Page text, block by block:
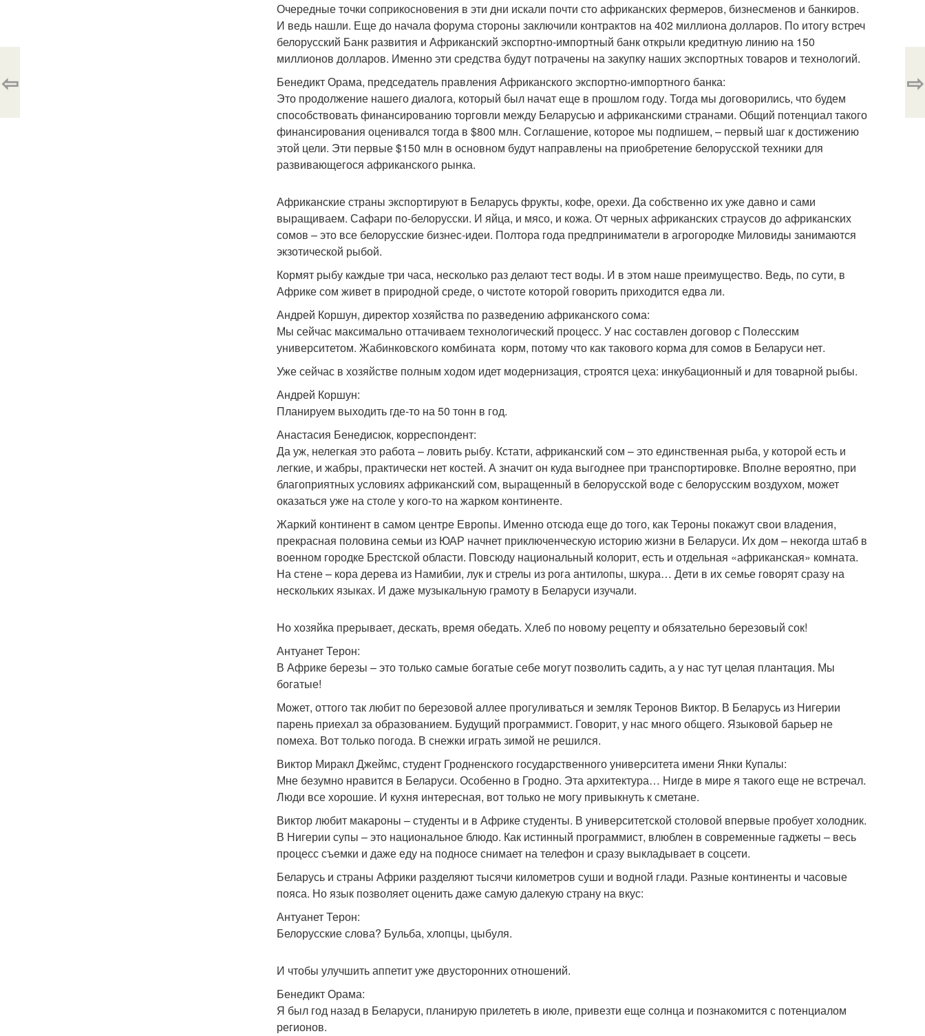
Очередные точки соприкосновения в эти дни искали почти сто африканских фермеров, бизнесменов и банкиров.
И ведь нашли. Еще до начала форума стороны заключили контрактов на 402 миллиона долларов. По итогу встреч
белорусский Банк развития и Африканский экспортно-импортный банк открыли кредитную линию на 150
миллионов долларов. Именно эти средства будут потрачены на закупку наших экспортных товаров и технологий.
Бенедикт Орама, председатель правления Африканского экспортно-импортного банка:
Это продолжение нашего диалога, который был начат еще в прошлом году. Тогда мы договорились, что будем
способствовать финансированию торговли между Беларусью и африканскими странами. Общий потенциал такого
финансирования оценивался тогда в $800 млн. Соглашение, которое мы подпишем, – первый шаг к достижению
этой цели. Эти первые $150 млн в основном будут направлены на приобретение белорусской техники для
развивающегося африканского рынка.
Африканские страны экспортируют в Беларусь фрукты, кофе, орехи. Да собственно их уже давно и сами
выращиваем. Сафари по-белорусски. И яйца, и мясо, и кожа. От черных африканских страусов до африканских
сомов – это все белорусские бизнес-идеи. Полтора года предприниматели в агрогородке Миловиды занимаются
экзотической рыбой.
Кормят рыбу каждые три часа, несколько раз делают тест воды. И в этом наше преимущество. Ведь, по сути, в
Африке сом живет в природной среде, о чистоте которой говорить приходится едва ли.
Андрей Коршун, директор хозяйства по разведению африканского сома:
Мы сейчас максимально оттачиваем технологический процесс. У нас составлен договор с Полесским
университетом. Жабинковского комбината корм, потому что как такового корма для сомов в Беларуси нет.
Уже сейчас в хозяйстве полным ходом идет модернизация, строятся цеха: инкубационный и для товарной рыбы.
Андрей Коршун:
Планируем выходить где-то на 50 тонн в год.
Анастасия Бенедисюк, корреспондент:
Да уж, нелегкая это работа – ловить рыбу. Кстати, африканский сом – это единственная рыба, у которой есть и
легкие, и жабры, практически нет костей. А значит он куда выгоднее при транспортировке. Вполне вероятно, при
благоприятных условиях африканский сом, выращенный в белорусской воде с белорусским воздухом, может
оказаться уже на столе у кого-то на жарком континенте.
Жаркий континент в самом центре Европы. Именно отсюда еще до того, как Тероны покажут свои владения,
прекрасная половина семьи из ЮАР начнет приключенческую историю жизни в Беларуси. Их дом – некогда штаб в
военном городке Брестской области. Повсюду национальный колорит, есть и отдельная «африканская» комната.
На стене – кора дерева из Намибии, лук и стрелы из рога антилопы, шкура… Дети в их семье говорят сразу на
нескольких языках. И даже музыкальную грамоту в Беларуси изучали.
Но хозяйка прерывает, дескать, время обедать. Хлеб по новому рецепту и обязательно березовый сок!
Антуанет Терон:
В Африке березы – это только самые богатые себе могут позволить садить, а у нас тут целая плантация. Мы
богатые!
Может, оттого так любит по березовой аллее прогуливаться и земляк Теронов Виктор. В Беларусь из Нигерии
парень приехал за образованием. Будущий программист. Говорит, у нас много общего. Языковой барьер не
помеха. Вот только погода. В снежки играть зимой не решился.
Виктор Миракл Джеймс, студент Гродненского государственного университета имени Янки Купалы:
Мне безумно нравится в Беларуси. Особенно в Гродно. Эта архитектура… Нигде в мире я такого еще не встречал.
Люди все хорошие. И кухня интересная, вот только не могу привыкнуть к сметане.
Виктор любит макароны – студенты и в Африке студенты. В университетской столовой впервые пробует холодник.
В Нигерии супы – это национальное блюдо. Как истинный программист, влюблен в современные гаджеты – весь
процесс съемки и даже еду на подносе снимает на телефон и сразу выкладывает в соцсети.
Беларусь и страны Африки разделяют тысячи километров суши и водной глади. Разные континенты и часовые
пояса. Но язык позволяет оценить даже самую далекую страну на вкус:
Антуанет Терон:
Белорусские слова? Бульба, хлопцы, цыбуля.
И чтобы улучшить аппетит уже двусторонних отношений.
Бенедикт Орама:
Я был год назад в Беларуси, планирую прилететь в июле, привезти еще солнца и познакомится с потенциалом
регионов.
⇦ ⇨